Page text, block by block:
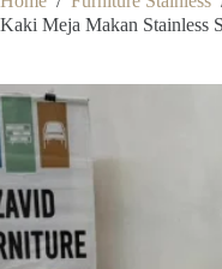
Kaki Meja Makan Stainless